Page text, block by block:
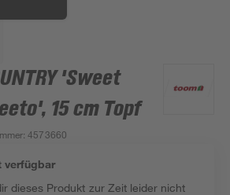
'Sweet
15 cm Topf
:4573660
verfügbar
dieses Produkt zur Zeit leider nicht